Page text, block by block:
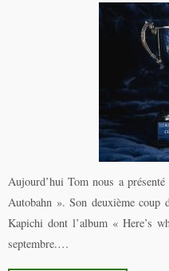
Aujourd’hui Tom nous a
Autobahn ». Son deuxième coup
Kapichi dont l’album « Here’s
septembre.…